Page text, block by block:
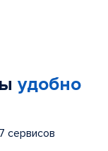
удобно
сервисов